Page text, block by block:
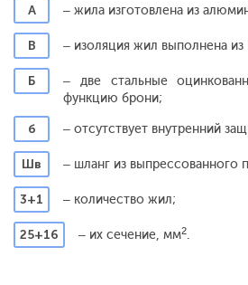
А – жила изготовлена из
В – изоляция жил выполнена из
Б
– две стальные
функцию брони;
б
– отсутствует внутренний
Шв – шланг из выпрессованного
3+1 – количество жил;
25+16 – их сечение, мм2.